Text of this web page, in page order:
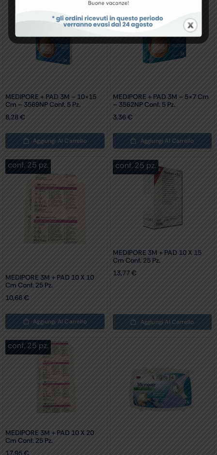
MEDIPORE + PAD 3M – 10×15
Cm – 3569NP Conf. 5 Pz.
8,28€
Aggiungi Al Carrello
MEDIPORE + PAD 3M – 5×7 Cm
– 3562NP Conf. 5 Pz.
3,36€
Aggiungi Al Carrello
conf. 25 pz.
MEDIPORE 3M + PAD 10 X 10
Cm Conf. 25 Pz.
10,66€
Aggiungi Al Carrello
conf. 25 pz.
MEDIPORE 3M + PAD 10 X 15
Cm Conf. 25 Pz.
13,77€
Aggiungi Al Carrello
conf. 25 pz.
MEDIPORE 3M + PAD 10 X 20
Cm Conf. 25 Pz.
17,95€